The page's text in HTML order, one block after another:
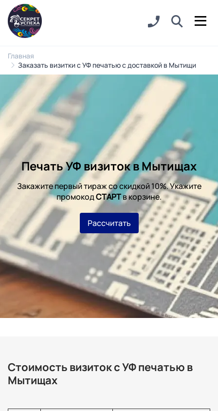
Главная
Заказать визитки с УФ печатью с доставкой в Мытищи
Печать УФ визиток в Мытищах
Закажите первый тираж со скидкой 10%. Укажите
промокодСТАРТв корзине.
Рассчитать
Стоимость визиток с УФ печатью в
Мытищах